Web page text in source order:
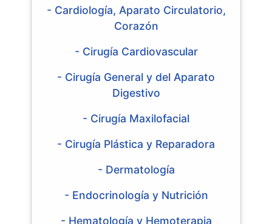
- Cardiología, Aparato Circulatorio,
Corazón
- Cirugía Cardiovascular
- Cirugía General y del Aparato
Digestivo
- Cirugía Maxilofacial
- Cirugía Plástica y Reparadora
- Dermatología
- Endocrinología y Nutrición
- Hematología y Hemoterapia